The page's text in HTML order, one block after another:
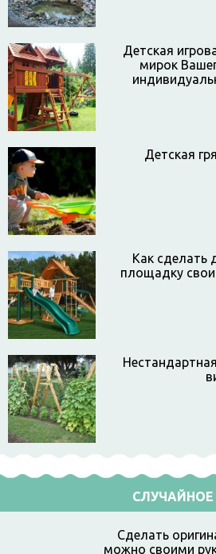
Детская
мирок
Детская
Как сделать
площадку
СЛУЧАЙНОЕ
Сделать
можно своими